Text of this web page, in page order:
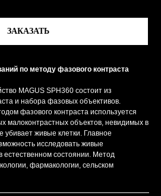
ЗАКАЗАТЬ
по методу фазового контраста
MAGUS SPH360 состоит из
и набора фазовых объективов.
фазового контраста используется
малоконтрастных объектов, невидимых в
живые клетки. Главное
исследовать живые
состоянии. Метод
фармакологии, сельском